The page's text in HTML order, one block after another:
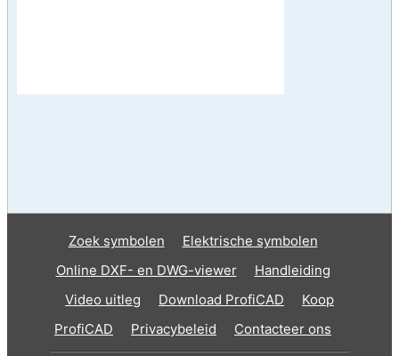
Zoek symbolen
Elektrische symbolen
Online DXF- en DWG-viewer
Handleiding
Video uitleg
Download ProfiCAD
Koop
ProfiCAD
Privacybeleid Contacteer ons